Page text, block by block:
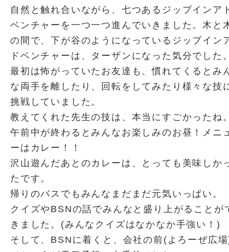
自然と触れ合いながら、七つあるジップインア
ベンチャーを一つ一つ進んでいきました。木と
の間で、下が谷のようになっているジップイン
ドベンチャーは、ターザンになった気分でした
最初は怖がっていたお友達も、慣れてくるとみ
な両手を離したり、回転をしてみたり様々な技
挑戦していました。
教えてくれた先生の技は、本当にすごかったね
午前中が終わるとみんなお楽しみのお昼！メニ
ーはカレー！！
沢山遊んだあとのカレーは、とっても美味しか
たです。
帰りのバスでもみんなまだまだ元気いっぱい。
クイズやBSNの話でみんなと盛り上がることが
きました。(みんなクイズはなかなか手強い！)
そして、BSNに着くと、会社の前(よろーぜ広